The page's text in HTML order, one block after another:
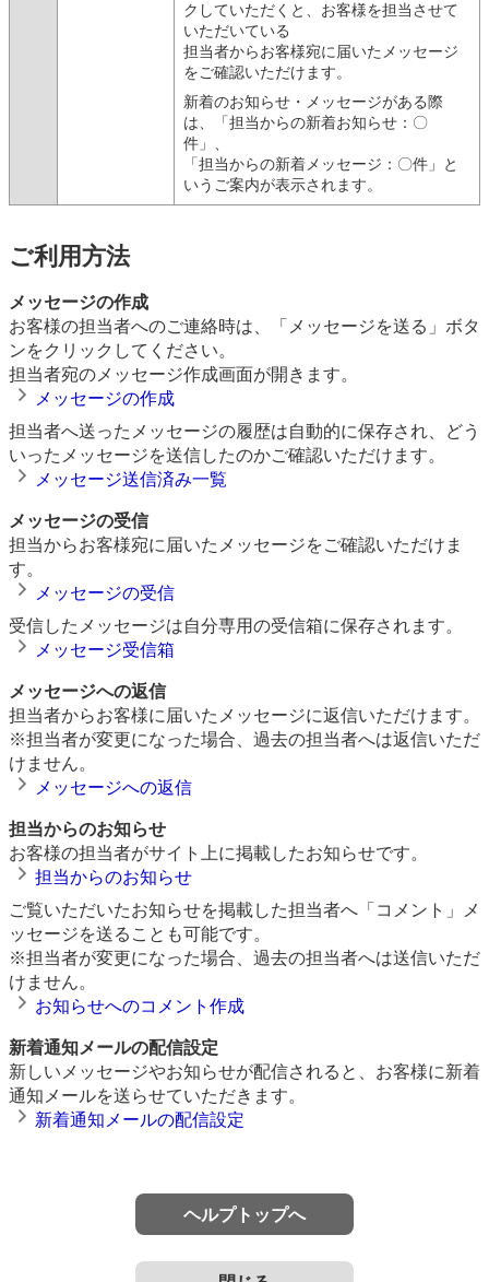
クしていただくと、お客様を担当させて
いただいている
担当者からお客様宛に届いたメッセージ
をご確認いただけます。
新着のお知らせ・メッセージがある際
は、「担当からの新着お知らせ：〇
件」、
「担当からの新着メッセージ：〇件」と
いうご案内が表示されます。
ご利用方法
メッセージの作成
お客様の担当者へのご連絡時は、「メッセージを送る」ボタ
ンをクリックしてください。
担当者宛のメッセージ作成画面が開きます。
メッセージの作成
担当者へ送ったメッセージの履歴は自動的に保存され、どう
いったメッセージを送信したのかご確認いただけます。
メッセージ送信済み一覧
メッセージの受信
担当からお客様宛に届いたメッセージをご確認いただけま
す。
メッセージの受信
受信したメッセージは自分専用の受信箱に保存されます。
メッセージ受信箱
メッセージへの返信
担当者からお客様に届いたメッセージに返信いただけます。
※担当者が変更になった場合、過去の担当者へは返信いただ
けません。
メッセージへの返信
担当からのお知らせ
お客様の担当者がサイト上に掲載したお知らせです。
担当からのお知らせ
ご覧いただいたお知らせを掲載した担当者へ「コメント」メ
ッセージを送ることも可能です。
※担当者が変更になった場合、過去の担当者へは送信いただ
けません。
お知らせへのコメント作成
新着通知メールの配信設定
新しいメッセージやお知らせが配信されると、お客様に新着
通知メールを送らせていただきます。
新着通知メールの配信設定
ヘルプトップへ